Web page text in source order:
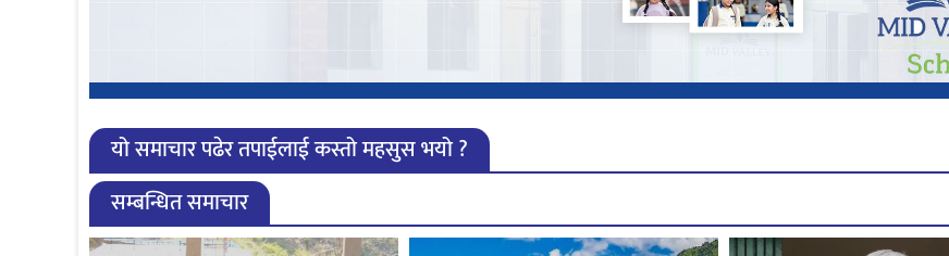
यो समाचार पढेर तपाईलाई कस्तो महसुस भयो ?
सम्बन्धित समाचार